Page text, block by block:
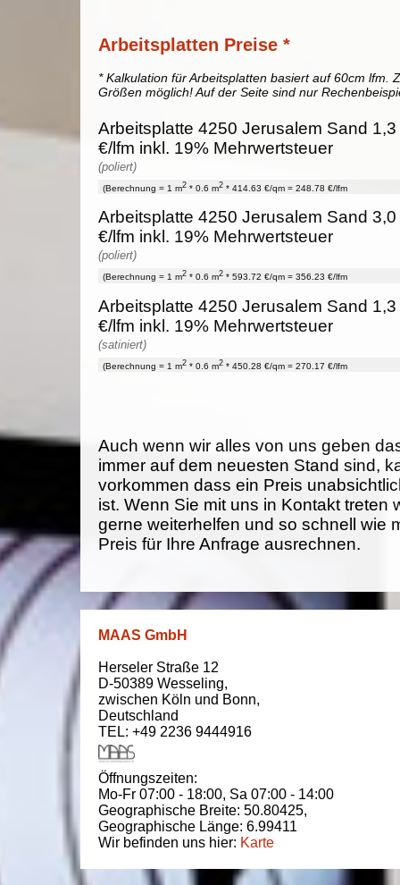
Arbeitsplatten Preise *
* Kalkulation für Arbeitsplatten basiert auf 60cm lfm.
Größen möglich! Auf der Seite sind nur
Arbeitsplatte 4250 Jerusalem Sand
€/lfm inkl. 19% Mehrwertsteuer
(poliert)
(Berechnung = 1 m2 * 0.6 m2 * 414.63 €/qm = 248.78 €/lfm
Arbeitsplatte 4250 Jerusalem Sand
€/lfm inkl. 19% Mehrwertsteuer
(poliert)
(Berechnung = 1 m2 * 0.6 m2 * 593.72 €/qm = 356.23 €/lfm
Arbeitsplatte 4250 Jerusalem Sand
€/lfm inkl. 19% Mehrwertsteuer
(satiniert)
(Berechnung = 1 m2 * 0.6 m2 * 450.28 €/qm = 270.17 €/lfm
Auch wenn wir alles von uns geben
immer auf dem neuesten Stand sind,
vorkommen dass ein Preis
ist. Wenn Sie mit uns in Kontakt treten
gerne weiterhelfen und so schnell wie
Preis für Ihre Anfrage ausrechnen.
MAAS GmbH
Herseler Straße 12
D-50389 Wesseling,
zwischen Köln und Bonn,
Deutschland
TEL: +49 2236 9444916
Öffnungszeiten:
Mo-Fr 07:00 - 18:00, Sa 07:00 - 14:00
Geographische Breite: 50.80425,
Geographische Länge: 6.99411
Wir befinden uns hier: Karte